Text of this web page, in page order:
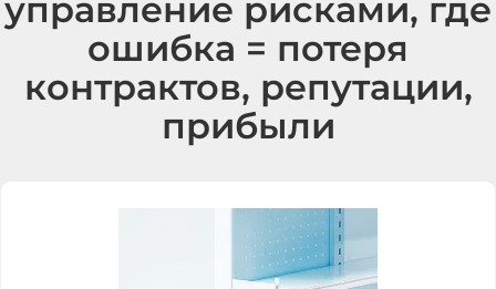
управление рисками, где
ошибка = потеря
контрактов, репутации,
прибыли